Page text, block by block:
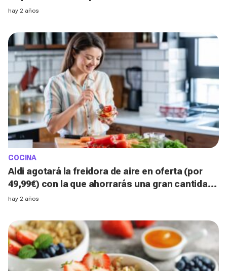
hay 2 años
COCINA
Aldi agotará la freidora de aire en oferta (por
49,99€) con la que ahorrarás una gran cantidad
de aceite
hay 2 años